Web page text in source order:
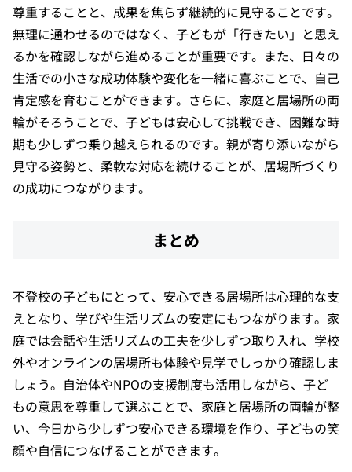
尊重することと、成果を焦らず継続的に見守ることです。
無理に通わせるのではなく、子どもが「行きたい」と思え
るかを確認しながら進めることが重要です。また、日々の
生活での小さな成功体験や変化を一緒に喜ぶことで、自己
肯定感を育むことができます。さらに、家庭と居場所の両
輪がそろうことで、子どもは安心して挑戦でき、困難な時
期も少しずつ乗り越えられるのです。親が寄り添いながら
見守る姿勢と、柔軟な対応を続けることが、居場所づくり
の成功につながります。
まとめ
不登校の子どもにとって、安心できる居場所は心理的な支
えとなり、学びや生活リズムの安定にもつながります。家
庭では会話や生活リズムの工夫を少しずつ取り入れ、学校
外やオンラインの居場所も体験や見学でしっかり確認しま
しょう。自治体やNPOの支援制度も活用しながら、子ど
もの意思を尊重して選ぶことで、家庭と居場所の両輪が整
い、今日から少しずつ安心できる環境を作り、子どもの笑
顔や自信につなげることができます。